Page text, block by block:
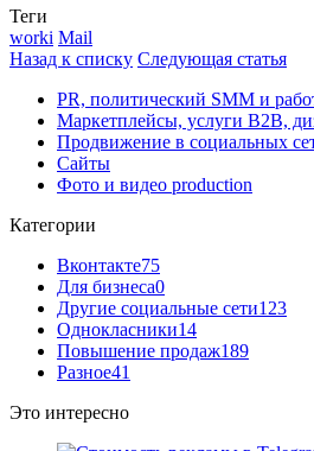
Теги
worki Mail
Назад к списку Следующая статья
PR, политический SMM и
Маркетплейсы, услуги B2B,
Продвижение в социальных
Сайты
Фото и видео production
Категории
Вконтакте75
Для бизнеса0
Другие социальные сети123
Однокласники14
Повышение продаж189
Разное41
Это интересно